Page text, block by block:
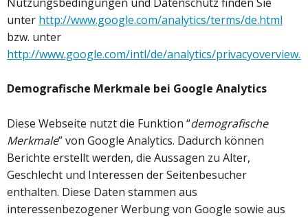
unter http://www.google.com/analytics/terms/de.html
bzw. unter
http://www.google.com/intl/de/analytics/
Demografische Merkmale bei Google Analytics
Diese Webseite nutzt die Funktion “demografische
Merkmale” von Google Analytics. Dadurch können
Berichte erstellt werden, die Aussagen zu Alter,
Geschlecht und Interessen der Seitenbesucher
enthalten. Diese Daten stammen aus
interessenbezogener Werbung von Google sowie aus